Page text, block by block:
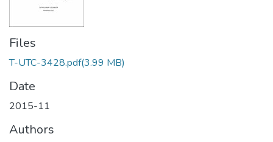
Files
T-UTC-3428.pdf(3.99 MB)
Date
2015-11
Authors